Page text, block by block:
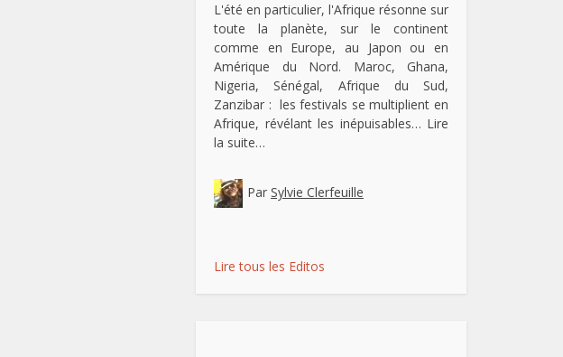
L'été en particulier, l'Afrique résonne sur
toute la planète, sur le continent
comme en Europe, au Japon ou en
Amérique du Nord. Maroc, Ghana,
Nigeria, Sénégal, Afrique du Sud,
Zanzibar : les festivals se multiplient en
Afrique, révélant les inépuisables… Lire
la suite…
Par Sylvie Clerfeuille
Lire tous les Editos